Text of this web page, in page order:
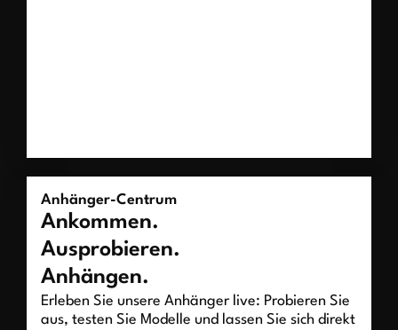
Anhänger-Centrum
Ankommen.
Ausprobieren.
Anhängen.
Erleben Sie unsere Anhänger live: Probieren Sie
aus, testen Sie Modelle und lassen Sie sich direkt